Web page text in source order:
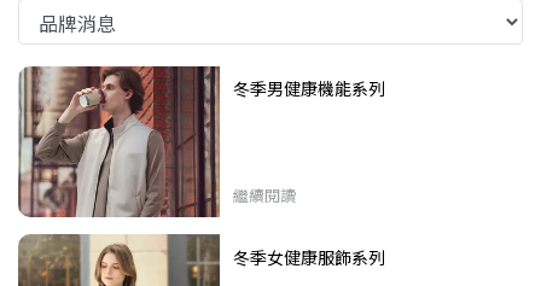
冬季男健康機能系列
繼續閱讀
冬季女健康服飾系列